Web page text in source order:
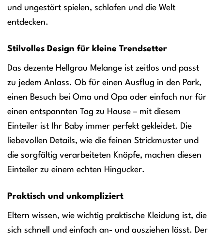
und ungestört spielen, schlafen und die Welt
entdecken.
Stilvolles Design für kleine Trendsetter
Das dezente Hellgrau Melange ist zeitlos und passt
zu jedem Anlass. Ob für einen Ausflug in den Park,
einen Besuch bei Oma und Opa oder einfach nur für
einen entspannten Tag zu Hause – mit diesem
Einteiler ist Ihr Baby immer perfekt gekleidet. Die
liebevollen Details, wie die feinen Strickmuster und
die sorgfältig verarbeiteten Knöpfe, machen diesen
Einteiler zu einem echten Hingucker.
Praktisch und unkompliziert
Eltern wissen, wie wichtig praktische Kleidung ist, die
sich schnell und einfach an- und ausziehen lässt. Der